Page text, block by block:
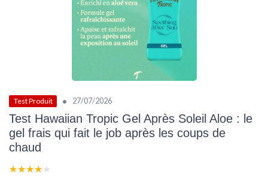
Test Produit • 27/07/2026
Test Hawaiian Tropic Gel Après Soleil Aloe : le
gel frais qui fait le job après les coups de
chaud
★★★★★
★★★★★